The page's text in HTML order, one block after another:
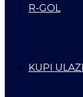
R-GOL
KUPI